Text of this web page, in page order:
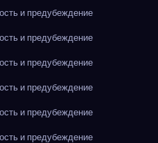
и предубеждение
и предубеждение
и предубеждение
и предубеждение
и предубеждение
и предубеждение